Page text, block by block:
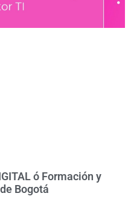
ó Formación y
Bogotá